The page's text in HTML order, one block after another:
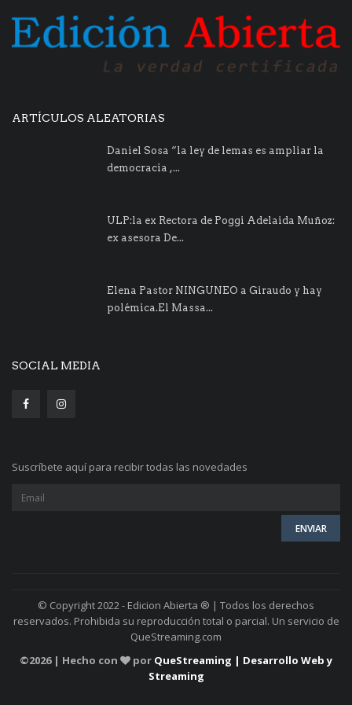
ARTÍCULOS ALEATORIAS
Daniel Sosa “la ley de lemas es ampliar la
democracia ,...
ULP:la ex Rectora de Poggi Adelaida Muñoz:
ex asesora De...
Elena Pastor NINGUNEO a Giraudo y hay
polémica.El Massa...
SOCIAL MEDIA
Suscríbete aquí para recibir todas las novedades
© Copyright 2022 - Edicion Abierta ® | Todos los derechos
reservados. Prohibida su reproducción total o parcial. Un servicio de
QueStreaming.com
©2026 | Hecho con por QueStreaming | Desarrollo Web y
Streaming